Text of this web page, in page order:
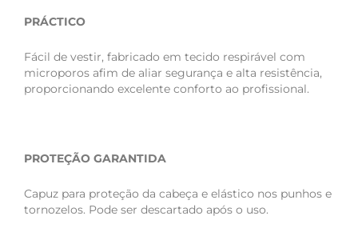
PRÁCTICO
Fácil de vestir, fabricado em tecido respirável com
microporos afim de aliar segurança e alta resistência,
proporcionando excelente conforto ao profissional.
PROTEÇÃO GARANTIDA
Capuz para proteção da cabeça e elástico nos punhos e
tornozelos. Pode ser descartado após o uso.